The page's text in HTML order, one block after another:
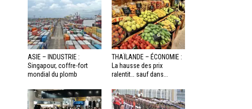
ASIE – INDUSTRIE :
Singapour, coffre-fort
mondial du plomb
THAÏLANDE – ÉCONOMIE :
La hausse des prix
ralentit… sauf dans...